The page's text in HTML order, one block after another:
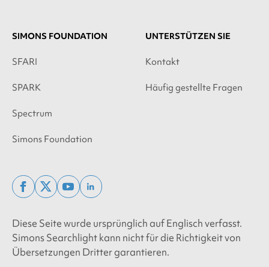
SIMONS FOUNDATION
SFARI
SPARK
Spectrum
Simons Foundation
UNTERSTÜTZEN SIE
Kontakt
Häufig gestellte Fragen
facebook
x
youtubelinkedin
Diese Seite wurde ursprünglich auf Englisch verfasst.
Simons Searchlight kann nicht für die Richtigkeit von
Übersetzungen Dritter garantieren.